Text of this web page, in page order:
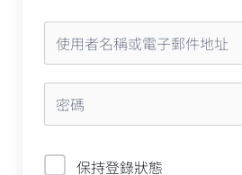
保持登錄狀態